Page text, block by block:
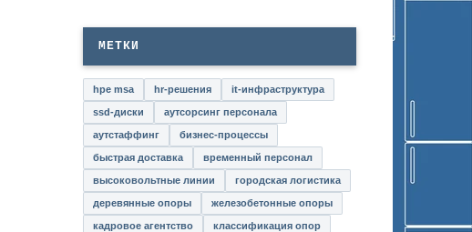
МЕТКИ
hpe msa hr-решения it-инфраструктура
ssd-диски аутсорсинг персонала
аутстаффинг бизнес-процессы
быстрая доставка временный персонал
высоковольтные линии городская логистика
деревянные опоры железобетонные опоры
кадровое агентство классификация опор